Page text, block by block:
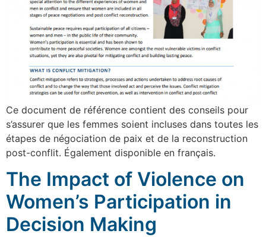
Ce document de référence contient des conseils pour
s’assurer que les femmes soient incluses dans toutes les
étapes de négociation de paix et de la reconstruction
post-conflit. Également disponible en français.
The Impact of Violence on
Women’s Participation in
Decision Making